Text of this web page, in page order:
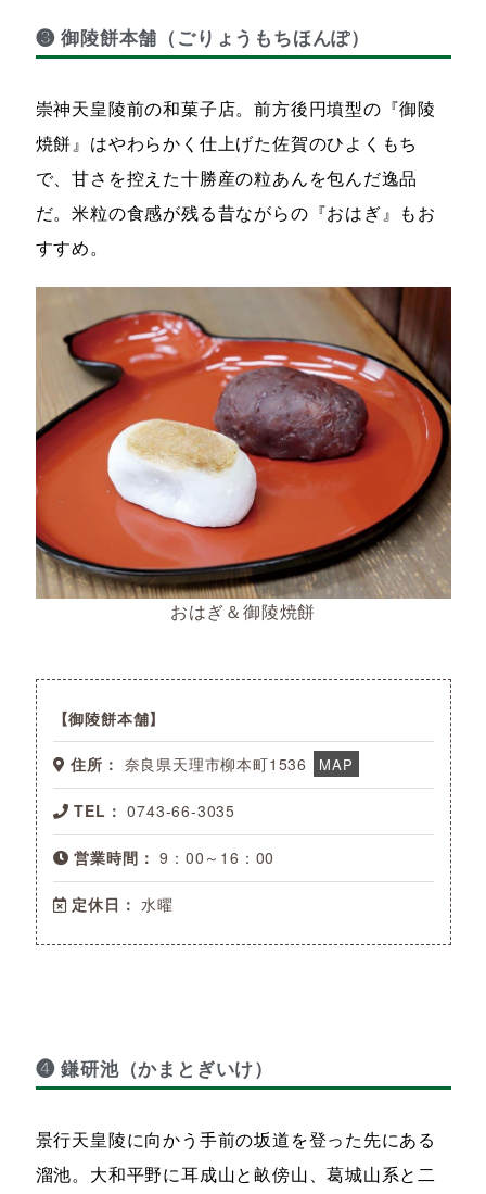
❸ 御陵餅本舗（ごりょうもちほんぽ）
崇神天皇陵前の和菓子店。前方後円墳型の『御陵
焼餅』はやわらかく仕上げた佐賀のひよくもち
で、甘さを控えた十勝産の粒あんを包んだ逸品
だ。米粒の食感が残る昔ながらの『おはぎ』もお
すすめ。
おはぎ＆御陵焼餅
御陵餅本舗
住所： 奈良県天理市柳本町1536 MAP
TEL： 0743-66-3035
営業時間： 9：00～16：00
定休日： 水曜
❹ 鎌研池（かまとぎいけ）
景行天皇陵に向かう手前の坂道を登った先にある
溜池。大和平野に耳成山と畝傍山、葛城山系と二